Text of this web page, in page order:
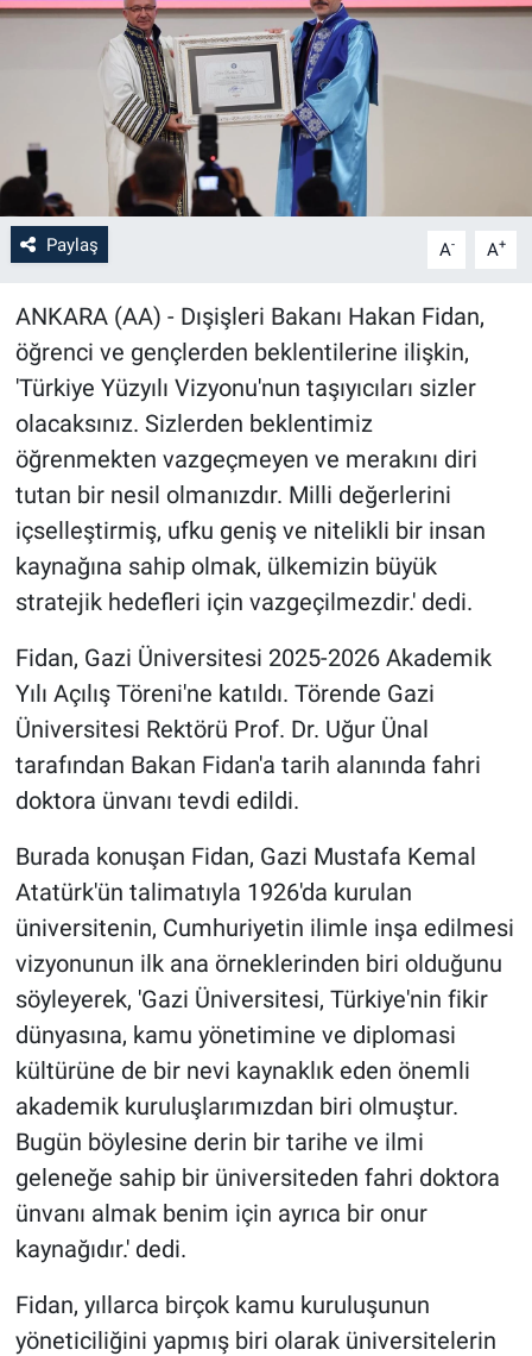
Paylaş A- A+
ANKARA (AA) - Dışişleri Bakanı Hakan Fidan,
öğrenci ve gençlerden beklentilerine ilişkin,
'Türkiye Yüzyılı Vizyonu'nun taşıyıcıları sizler
olacaksınız. Sizlerden beklentimiz
öğrenmekten vazgeçmeyen ve merakını diri
tutan bir nesil olmanızdır. Milli değerlerini
içselleştirmiş, ufku geniş ve nitelikli bir insan
kaynağına sahip olmak, ülkemizin büyük
stratejik hedefleri için vazgeçilmezdir.' dedi.
Fidan, Gazi Üniversitesi 2025-2026 Akademik
Yılı Açılış Töreni'ne katıldı. Törende Gazi
Üniversitesi Rektörü Prof. Dr. Uğur Ünal
tarafından Bakan Fidan'a tarih alanında fahri
doktora ünvanı tevdi edildi.
Burada konuşan Fidan, Gazi Mustafa Kemal
Atatürk'ün talimatıyla 1926'da kurulan
üniversitenin, Cumhuriyetin ilimle inşa edilmesi
vizyonunun ilk ana örneklerinden biri olduğunu
söyleyerek, 'Gazi Üniversitesi, Türkiye'nin fikir
dünyasına, kamu yönetimine ve diplomasi
kültürüne de bir nevi kaynaklık eden önemli
akademik kuruluşlarımızdan biri olmuştur.
Bugün böylesine derin bir tarihe ve ilmi
geleneğe sahip bir üniversiteden fahri doktora
ünvanı almak benim için ayrıca bir onur
kaynağıdır.' dedi.
Fidan, yıllarca birçok kamu kuruluşunun
yöneticiliğini yapmış biri olarak üniversitelerin